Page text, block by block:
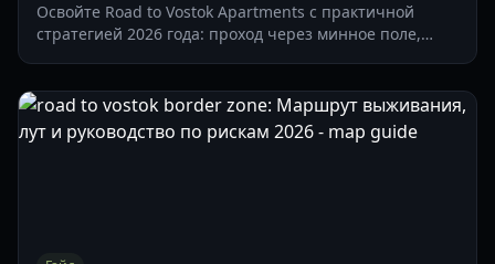
Освойте Road to Vostok Apartments с практичной
стратегией 2026 года: проход через минное поле,